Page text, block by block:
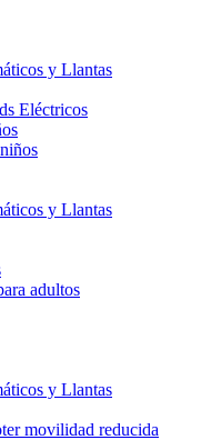
y Llantas
Eléctricos
y Llantas
adultos
y Llantas
movilidad reducida